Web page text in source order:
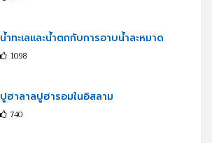
น้ำทะเลและน้ำตกกับการอาบน้ำละหมาด
1098
ปูฮาลาลปูฮารอมในอิสลาม
740